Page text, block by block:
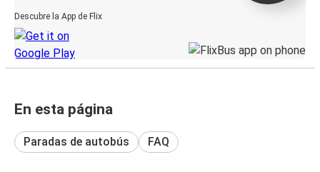
Descubre la App de Flix
En esta página
Paradas de autobús FAQ